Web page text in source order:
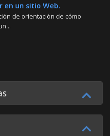
en un sitio Web.
de orientación de cómo